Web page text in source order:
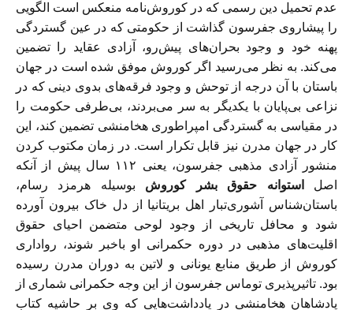
عدم تحمیل دین رسمی که در کوروش‌نامه منعکس است الگویی
را پیشاروی جفرسون گذاشت از حکومتی که در عین گستردگی
پهنه خود و وجود بحران‌های پیش‌رو، آزادی عقاید را تضمین
می‌کند. به نظر می‌رسید اگر کوروش موفق شده است در جهان
باستان با آن درجه از توحش و وجود فرقه‌های بدوی دینی که در
نزاعی بی‌پایان با یکدیگر به سر می‌بردند، بی‌طرفی حکومت را
در مقیاسی به گستردگی امپراطوری هخامنشی تضمین کند، این
کار در جهان مدرن نیز قابل تکرار است. در زمان مکتوب کردن
منشور آزادی مذهبی جفرسون، یعنی ۱۱۲ سال پیش از آنکه
اصل
استوانه حقوق بشر کوروش بوسیله‌ هرمزد رسام،
باستان‌شناس آشوری‌تبار اهل بریتانیا از دل خاک بیرون آورده
شود و محافل تاریخی از وجود لوحی متضمن احیای حقوق
اقلیت‌های مذهبی در دوره‌ حکمرانی‌ او باخبر شوند، رواداری
کوروش از طریق منابع یونانی و لاتین به دوران مدرن رسیده
بود. تاثیرپذیری توماس جفرسون از این وجه حکمرانی شماری از
پادشاهان هخامنشی در یادداشت‌هایی که وی بر حاشیه کتاب